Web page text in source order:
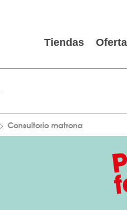
Tiendas
Consultorio matrona